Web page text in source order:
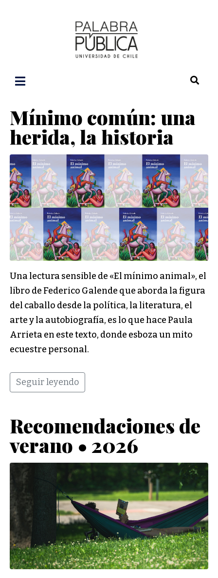
Mínimo común: una
herida, la historia
Una lectura sensible de «El mínimo animal», el
libro de Federico Galende que aborda la figura
del caballo desde la política, la literatura, el
arte y la autobiografía, es lo que hace Paula
Arrieta en este texto, donde esboza un mito
ecuestre personal.
Seguir leyendo
Recomendaciones de
verano • 2026